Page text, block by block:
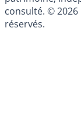
conseillé
patrimoine,